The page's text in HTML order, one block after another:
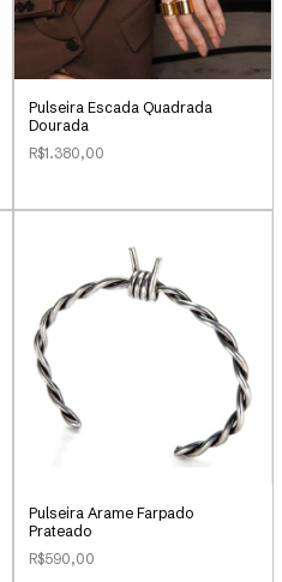
Pulseira Escada Quadrada
Dourada
R$1.380,00
Pulseira Arame Farpado
Prateado
R$590,00